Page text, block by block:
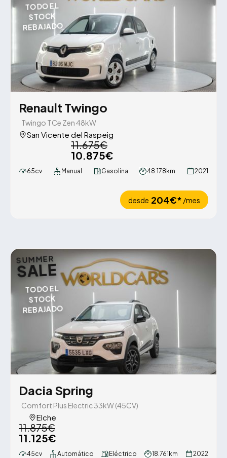
TODO EL
STOCK
REBAJADO
Renault Twingo
Twingo TCe Zen 48kW
San Vicente del Raspeig
11.675€
10.875€
65cv Manual Gasolina 48.178km 2021
desde 204€* /mes
SUMMER
SALE
TODO EL
STOCK
REBAJADO
Dacia Spring
Comfort Plus Electric 33kW (45CV)
Elche
11.875€
11.125€
45cv Automático Eléctrico 18.761km 2022